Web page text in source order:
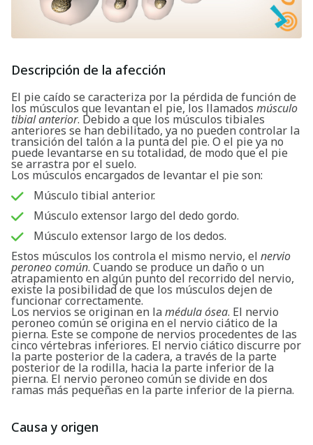
Descripción de la afección
El pie caído se caracteriza por la pérdida de función de
los músculos que levantan el pie, los llamados músculo
tibial anterior. Debido a que los músculos tibiales
anteriores se han debilitado, ya no pueden controlar la
transición del talón a la punta del pie. O el pie ya no
puede levantarse en su totalidad, de modo que el pie
se arrastra por el suelo.
Los músculos encargados de levantar el pie son:
Músculo tibial anterior.
Músculo extensor largo del dedo gordo.
Músculo extensor largo de los dedos.
Estos músculos los controla el mismo nervio, el nervio
peroneo común. Cuando se produce un daño o un
atrapamiento en algún punto del recorrido del nervio,
existe la posibilidad de que los músculos dejen de
funcionar correctamente.
Los nervios se originan en la médula ósea. El nervio
peroneo común se origina en el nervio ciático de la
pierna. Este se compone de nervios procedentes de las
cinco vértebras inferiores. El nervio ciático discurre por
la parte posterior de la cadera, a través de la parte
posterior de la rodilla, hacia la parte inferior de la
pierna. El nervio peroneo común se divide en dos
ramas más pequeñas en la parte inferior de la pierna.
Causa y origen